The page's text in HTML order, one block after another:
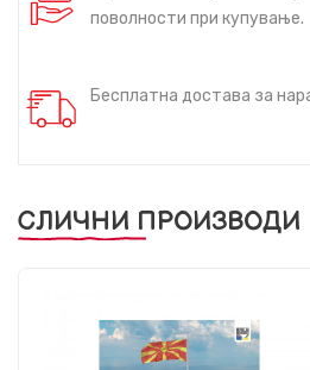
поволности при купување.
Бесплатна достава за
СЛИЧНИ ПРОИЗВОДИ